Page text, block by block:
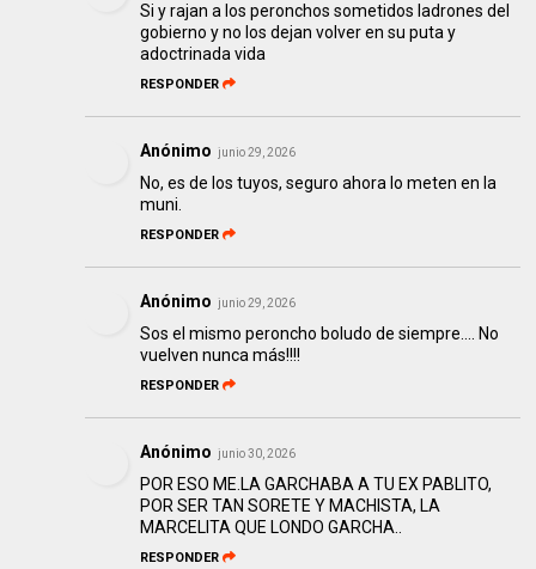
Si y rajan a los peronchos sometidos ladrones del
gobierno y no los dejan volver en su puta y
adoctrinada vida
RESPONDER
Anónimo junio 29, 2026
No, es de los tuyos, seguro ahora lo meten en la
muni.
RESPONDER
Anónimo junio 29, 2026
Sos el mismo peroncho boludo de siempre.... No
vuelven nunca más!!!!
RESPONDER
Anónimo junio 30, 2026
POR ESO ME.LA GARCHABA A TU EX PABLITO,
POR SER TAN SORETE Y MACHISTA, LA
MARCELITA QUE LONDO GARCHA..
RESPONDER